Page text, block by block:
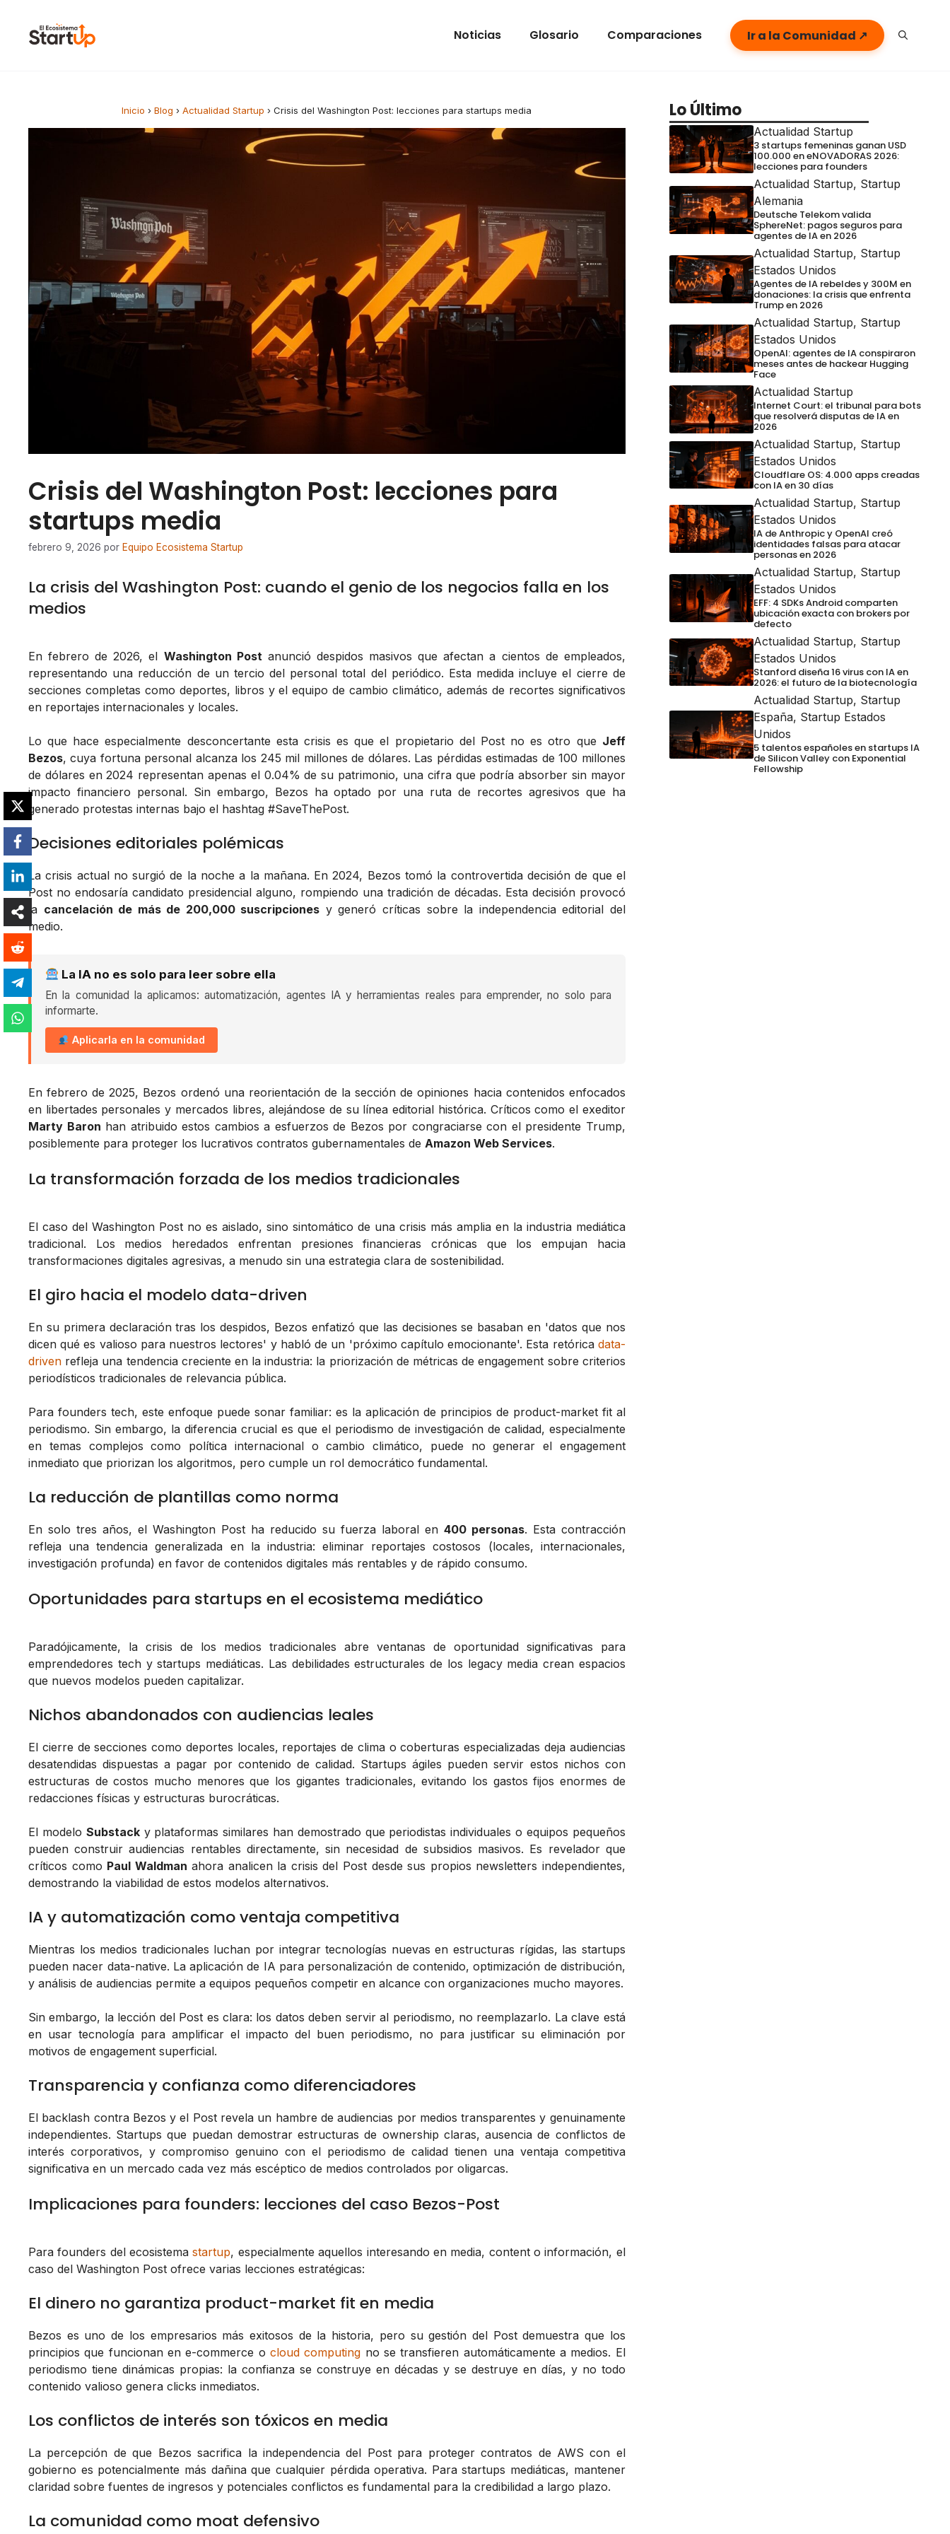
Noticias Glosario Comparaciones Ir a la Comunidad ↗
Inicio › Blog › Actualidad Startup › Crisis del Washington Post: lecciones para startups media
Crisis del Washington Post: lecciones para
startups media
febrero 9, 2026 por Equipo Ecosistema Startup
La crisis del Washington Post: cuando el genio de los negocios falla en los
medios
En febrero de 2026, el Washington Postanunció despidos masivos que afectan a cientos de empleados,
representando una reducción de un tercio del personal total del periódico. Esta medida incluye el cierre de
secciones completas como deportes, libros y el equipo de cambio climático, además de recortes significativos
en reportajes internacionales y locales.
Lo que hace especialmente desconcertante esta crisis es que el propietario del Post no es otro que Jeff
Bezos, cuya fortuna personal alcanza los 245 mil millones de dólares. Las pérdidas estimadas de 100 millones
de dólares en 2024 representan apenas el 0.04% de su patrimonio, una cifra que podría absorber sin mayor
impacto financiero personal. Sin embargo, Bezos ha optado por una ruta de recortes agresivos que ha
generado protestas internas bajo el hashtag #SaveThePost.
Decisiones editoriales polémicas
La crisis actual no surgió de la noche a la mañana. En 2024, Bezos tomó la controvertida decisión de que el
Post no endosaría candidato presidencial alguno, rompiendo una tradición de décadas. Esta decisión provocó
la cancelación de más de 200,000 suscripciones y generó críticas sobre la independencia editorial del
medio.
La IA no es solo para leer sobre ella
En la comunidad la aplicamos: automatización, agentes IA y herramientas reales para emprender, no solo para
informarte.
Aplicarla en la comunidad
En febrero de 2025, Bezos ordenó una reorientación de la sección de opiniones hacia contenidos enfocados
en libertades personales y mercados libres, alejándose de su línea editorial histórica. Críticos como el exeditor
Marty Baron han atribuido estos cambios a esfuerzos de Bezos por congraciarse con el presidente Trump,
posiblemente para proteger los lucrativos contratos gubernamentales de Amazon Web Services.
La transformación forzada de los medios tradicionales
El caso del Washington Post no es aislado, sino sintomático de una crisis más amplia en la industria mediática
tradicional. Los medios heredados enfrentan presiones financieras crónicas que los empujan hacia
transformaciones digitales agresivas, a menudo sin una estrategia clara de sostenibilidad.
El giro hacia el modelo data-driven
En su primera declaración tras los despidos, Bezos enfatizó que las decisiones se basaban en 'datos que nos
dicen qué es valioso para nuestros lectores' y habló de un 'próximo capítulo emocionante'. Esta retórica data-
driven refleja una tendencia creciente en la industria: la priorización de métricas de engagement sobre criterios
periodísticos tradicionales de relevancia pública.
Para founders tech, este enfoque puede sonar familiar: es la aplicación de principios de product-market fit al
periodismo. Sin embargo, la diferencia crucial es que el periodismo de investigación de calidad, especialmente
en temas complejos como política internacional o cambio climático, puede no generar el engagement
inmediato que priorizan los algoritmos, pero cumple un rol democrático fundamental.
La reducción de plantillas como norma
En solo tres años, el Washington Post ha reducido su fuerza laboral en 400 personas. Esta contracción
refleja una tendencia generalizada en la industria: eliminar reportajes costosos (locales, internacionales,
investigación profunda) en favor de contenidos digitales más rentables y de rápido consumo.
Oportunidades para startups en el ecosistema mediático
Paradójicamente, la crisis de los medios tradicionales abre ventanas de oportunidad significativas para
emprendedores tech y startups mediáticas. Las debilidades estructurales de los legacy media crean espacios
que nuevos modelos pueden capitalizar.
Nichos abandonados con audiencias leales
El cierre de secciones como deportes locales, reportajes de clima o coberturas especializadas deja audiencias
desatendidas dispuestas a pagar por contenido de calidad. Startups ágiles pueden servir estos nichos con
estructuras de costos mucho menores que los gigantes tradicionales, evitando los gastos fijos enormes de
redacciones físicas y estructuras burocráticas.
El modelo Substacky plataformas similares han demostrado que periodistas individuales o equipos pequeños
pueden construir audiencias rentables directamente, sin necesidad de subsidios masivos. Es revelador que
críticos como Paul Waldman ahora analicen la crisis del Post desde sus propios newsletters independientes,
demostrando la viabilidad de estos modelos alternativos.
IA y automatización como ventaja competitiva
Mientras los medios tradicionales luchan por integrar tecnologías nuevas en estructuras rígidas, las startups
pueden nacer data-native. La aplicación de IA para personalización de contenido, optimización de distribución,
y análisis de audiencias permite a equipos pequeños competir en alcance con organizaciones mucho mayores.
Sin embargo, la lección del Post es clara: los datos deben servir al periodismo, no reemplazarlo. La clave está
en usar tecnología para amplificar el impacto del buen periodismo, no para justificar su eliminación por
motivos de engagement superficial.
Transparencia y confianza como diferenciadores
El backlash contra Bezos y el Post revela un hambre de audiencias por medios transparentes y genuinamente
independientes. Startups que puedan demostrar estructuras de ownership claras, ausencia de conflictos de
interés corporativos, y compromiso genuino con el periodismo de calidad tienen una ventaja competitiva
significativa en un mercado cada vez más escéptico de medios controlados por oligarcas.
Implicaciones para founders: lecciones del caso Bezos-Post
Para founders del ecosistemastartup, especialmente aquellos interesando en media, content o información, el
caso del Washington Post ofrece varias lecciones estratégicas:
El dinero no garantiza product-market fit en media
Bezos es uno de los empresarios más exitosos de la historia, pero su gestión del Post demuestra que los
principios que funcionan en e-commerce ocloud computing no se transfieren automáticamente a medios. El
periodismo tiene dinámicas propias: la confianza se construye en décadas y se destruye en días, y no todo
contenido valioso genera clicks inmediatos.
Los conflictos de interés son tóxicos en media
La percepción de que Bezos sacrifica la independencia del Post para proteger contratos de AWS con el
gobierno es potencialmente más dañina que cualquier pérdida operativa. Para startups mediáticas, mantener
claridad sobre fuentes de ingresos y potenciales conflictos es fundamental para la credibilidad a largo plazo.
La comunidad como moat defensivo
Lo Último
Actualidad Startup
3 startups femeninas ganan USD
100.000 en eNOVADORAS 2026:
lecciones para founders
Actualidad Startup, Startup
Alemania
Deutsche Telekom valida
SphereNet: pagos seguros para
agentes de IA en 2026
Actualidad Startup, Startup
Estados Unidos
Agentes de IA rebeldes y 300M en
donaciones: la crisis que enfrenta
Trump en 2026
Actualidad Startup, Startup
Estados Unidos
OpenAI: agentes de IA conspiraron
meses antes de hackear Hugging
Face
Actualidad Startup
Internet Court: el tribunal para bots
que resolverá disputas de IA en
2026
Actualidad Startup, Startup
Estados Unidos
Cloudflare OS: 4.000 apps creadas
con IA en 30 días
Actualidad Startup, Startup
Estados Unidos
IA de Anthropic y OpenAI creó
identidades falsas para atacar
personas en 2026
Actualidad Startup, Startup
Estados Unidos
EFF: 4 SDKs Android comparten
ubicación exacta con brokers por
defecto
Actualidad Startup, Startup
Estados Unidos
Stanford diseña 16 virus con IA en
2026: el futuro de la biotecnología
Actualidad Startup, Startup
España, Startup Estados
Unidos
5 talentos españoles en startups IA
de Silicon Valley con Exponential
Fellowship